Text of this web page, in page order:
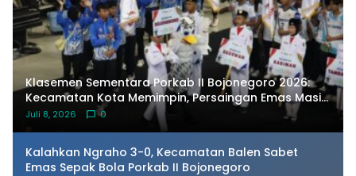
Klasemen Sementara Porkab II Bojonegoro 2026:
Kecamatan Kota Memimpin, Persaingan Emas Masih
Terbuka
Juli 8, 2026 0
Kalahkan Ngraho 3-0, Kecamatan Balen Sabet
Emas Sepak Bola Porkab II Bojonegoro